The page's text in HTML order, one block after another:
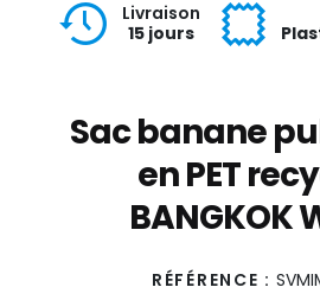
Livraison
15 jours
Sac banane
en PET
BANGKOK
RÉFÉRENCE :